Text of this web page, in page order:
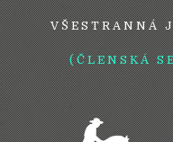
VŠESTRANNÁ
(ČLENSKÁ